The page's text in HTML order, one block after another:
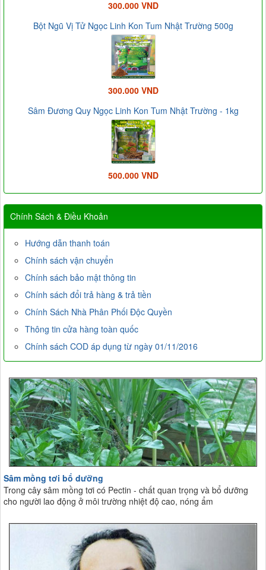
300.000 VND
Bột Ngũ Vị Tử Ngọc Linh Kon Tum Nhật Trường 500g
300.000 VND
Sâm Đương Quy Ngọc Linh Kon Tum Nhật Trường - 1kg
500.000 VND
Chính Sách & Điều Khoản
Hướng dẫn thanh toán
Chính sách vận chuyển
Chính sách bảo mật thông tin
Chính sách đổi trả hàng & trả tiền
Chính Sách Nhà Phân Phối Độc Quyền
Thông tin cửa hàng toàn quốc
Chính sách COD áp dụng từ ngày 01/11/2016
Sâm mồng tơi bổ dưỡng
Trong cây sâm mồng tơi có Pectin - chất quan trọng và bổ dưỡng
cho người lao động ở môi trường nhiệt độ cao, nóng ẩm